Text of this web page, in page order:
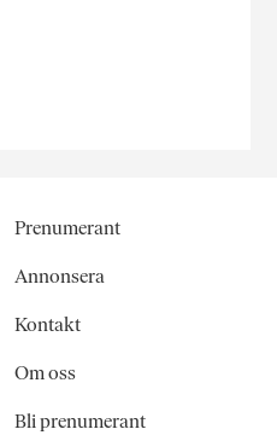
Prenumerant
Annonsera
Kontakt
Om oss
Bli prenumerant